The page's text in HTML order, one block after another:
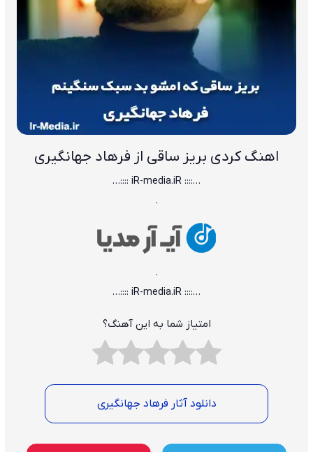
اهنگ کردی بریز ساقی از فرهاد جهانگیری
…:::: iR-media.iR ::::…
.
.
…:::: iR-media.iR ::::…
امتیاز شما به این آهنگ؟
دانلود آثار فرهاد جهانگیری